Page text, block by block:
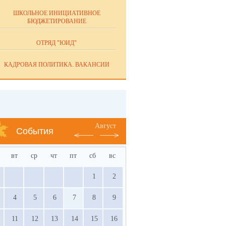
ШКОЛЬНОЕ ИНИЦИАТИВНОЕ
БЮДЖЕТИРОВАНИЕ
ОТРЯД "ЮИД"
КАДРОВАЯ ПОЛИТИКА. ВАКАНСИИ
События
Август
вт ср чт пт сб вс
1 2
4 5 6 7 8 9
11 12 13 14 15 16